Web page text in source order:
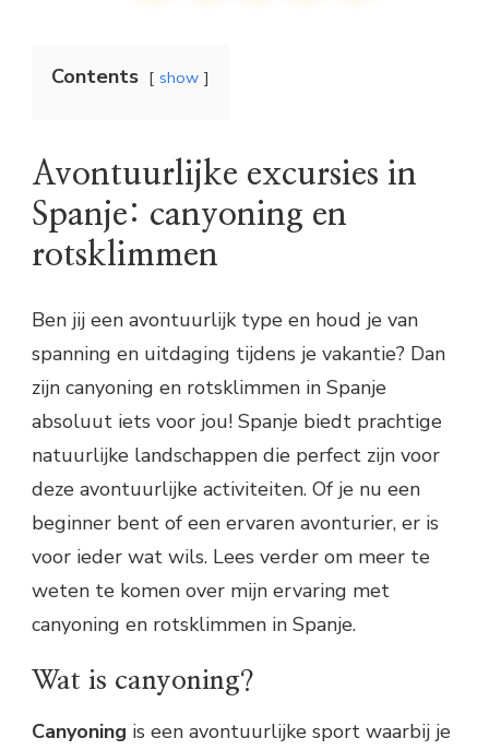
Contents show
Avontuurlijke excursies in
Spanje: canyoning en
rotsklimmen
Ben jij een avontuurlijk type en houd je van
spanning en uitdaging tijdens je vakantie? Dan
zijn canyoning en rotsklimmen in Spanje
absoluut iets voor jou! Spanje biedt prachtige
natuurlijke landschappen die perfect zijn voor
deze avontuurlijke activiteiten. Of je nu een
beginner bent of een ervaren avonturier, er is
voor ieder wat wils. Lees verder om meer te
weten te komen over mijn ervaring met
canyoning en rotsklimmen in Spanje.
Wat is canyoning?
Canyoning is een avontuurlijke sport waarbij je